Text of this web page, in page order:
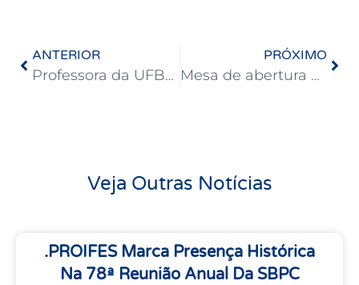
ANTERIOR
Professora da UFBA é a primeira enfermeira do país a receber o Prêmio Anísio Teixeira
PRÓXIMO
Mesa de abertura do Congresso da UFBA celebra os 80 anos da Universidade
Veja Outras Notícias
.PROIFES Marca Presença Histórica
Na 78ª Reunião Anual Da SBPC